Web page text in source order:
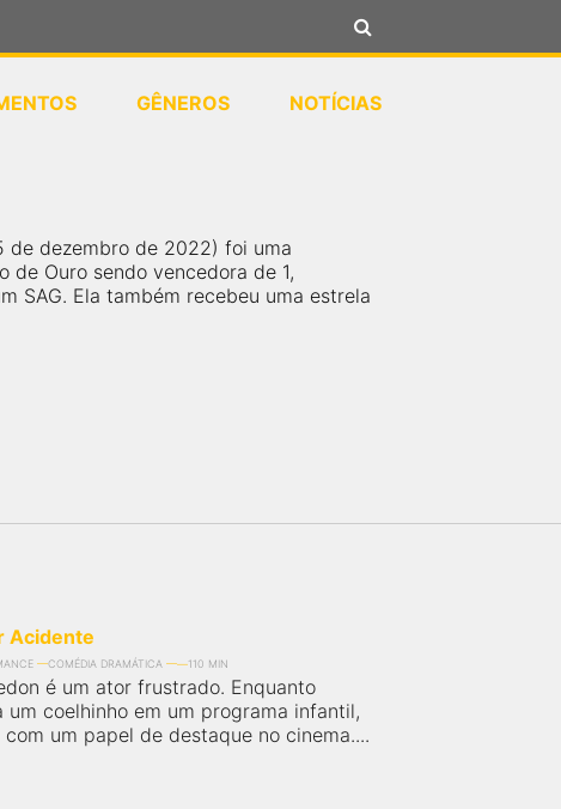
GÊNEROS NOTÍCIAS
de dezembro de 2022) foi uma
Ouro sendo vencedora de 1,
SAG. Ela também recebeu uma estrela
Acidente
COMÉDIA DRAMÁTICA 110 MIN
é um ator frustrado. Enquanto
um coelhinho em um programa infantil,
com um papel de destaque no cinema....